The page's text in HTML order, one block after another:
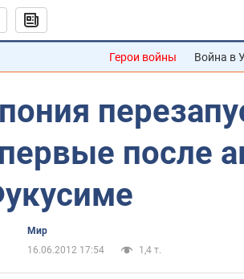
Герои войны Война в
после
Мир
16.06.2012 17:54
1,4 т.